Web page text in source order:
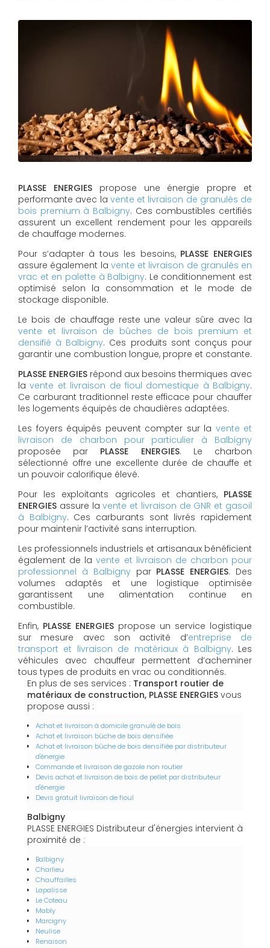
PLASSE ENERGIESpropose une énergie propre et
performante avec la vente et livraison de granulés de
bois premium à Balbigny. Ces combustibles certifiés
assurent un excellent rendement pour les appareils
de chauffage modernes.
Pour s’adapter à tous les besoins, PLASSE ENERGIES
assure également la vente et livraison de granulés en
vrac et en palette à Balbigny. Le conditionnement est
optimisé selon la consommation et le mode de
stockage disponible.
Le bois de chauffage reste une valeur sûre avec la
vente et livraison de bûches de bois premium et
densifié à Balbigny. Ces produits sont conçus pour
garantir une combustion longue, propre et constante.
PLASSE ENERGIES répond aux besoins thermiques avec
lavente et livraison de fioul domestique à Balbigny.
Ce carburant traditionnel reste efficace pour chauffer
les logements équipés de chaudières adaptées.
Les foyers équipés peuvent compter sur la vente et
livraison de charbon pour particulier à Balbigny
proposée par PLASSE ENERGIES. Le charbon
sélectionné offre une excellente durée de chauffe et
un pouvoir calorifique élevé.
Pour les exploitants agricoles et chantiers, PLASSE
ENERGIES assure lavente et livraison de GNR et gasoil
à Balbigny. Ces carburants sont livrés rapidement
pour maintenir l’activité sans interruption.
Les professionnels industriels et artisanaux bénéficient
également de lavente et livraison de charbon pour
professionnel à Balbignypar PLASSE ENERGIES. Des
volumes adaptés et une logistique optimisée
garantissent une alimentation continue en
combustible.
Enfin, PLASSE ENERGIES propose un service logistique
sur mesure avec son activité d’entreprise de
transport et livraison de matériaux à Balbigny. Les
véhicules avec chauffeur permettent d’acheminer
tous types de produits en vrac ou conditionnés.
En plus de ses services : Transport routier de
matériaux de construction, PLASSE ENERGIES vous
propose aussi :
Achat et livraison à domicile granulé de bois
Achat et livraison bûche de bois densifiée
Achat et livraison bûche de bois densifiée par distributeur
d'énergie
Commande et livraison de gazole non routier
Devis achat et livraison de bois de pellet par distributeur
d'énergie
Devis gratuit livraison de fioul
Balbigny
PLASSE ENERGIES Distributeur d'énergies intervient à
proximité de :
Balbigny
Charlieu
Chauffailles
Lapalisse
Le Coteau
Mably
Marcigny
Neulise
Renaison